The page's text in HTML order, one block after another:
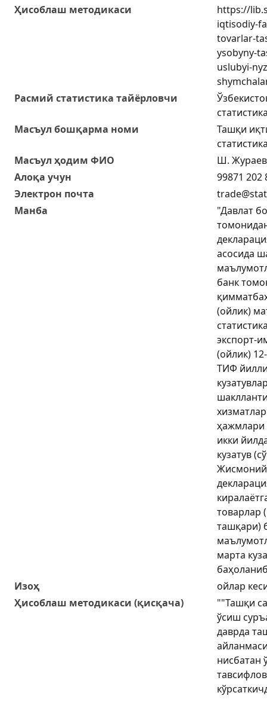
Ҳисоблаш методикаси
https://
iqtisodiy-
tovarlar-
ysobyny-
uslubyi-
Расмий статистика тайёрловчи
Масъул бошқарма номи
Ташқи
Масъул ҳодим ФИО
Ш. Жураев
Алоқа учун
99871 202
Электрон почта
Манба
"Давлат
асосида
банк
(ойлик)
экспорт-
(ойлик)
ТИФ
ҳажмлари
икки
кузатув
товарлар
ташқари)
марта
Изоҳ
ойлар
Ҳисоблаш методикаси (қисқача)
""Ташқи
ўсиш
даврда
нисбатан